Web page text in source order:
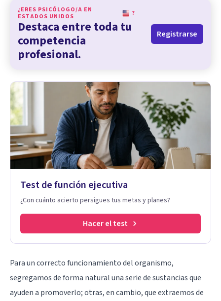
¿ERES PSICÓLOGO/A EN
ESTADOS UNIDOS
?
Destaca entre toda tu
competencia
profesional.
Registrarse
Test de función ejecutiva
¿Con cuánto acierto persigues tus metas y planes?
Hacer el test
Para un correcto funcionamiento del organismo,
segregamos de forma natural una serie de sustancias que
ayuden a promoverlo; otras, en cambio, que extraemos de